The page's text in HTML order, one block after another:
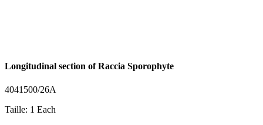
Longitudinal section of Raccia Sporophyte
4041500/26A
Taille: 1 Each